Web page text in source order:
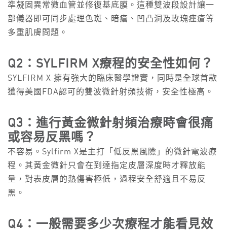
準凝固異常微血管並修復基底膜。這種雙波段設計讓一
部儀器即可同步處理色斑、暗瘡、凹凸洞及玫瑰痤瘡等
多重肌膚問題。
Q2：SYLFIRM X療程的安全性如何？
SYLFIRM X 擁有強大的臨床醫學證實，同時是全球首款
獲得美國FDA認可的雙波微針射頻技術，安全性極高。
Q3：進行黃金微針射頻治療時會很痛
或容易反黑嗎？
不容易。Sylfirm X是主打「低反黑風險」的微針電波療
程。其黃金微針只會在到達指定皮層深度時才釋放能
量，對表皮層的熱傷害極低，過程安全舒適且不易反
黑。
Q4：一般需要多少次療程才能看見效